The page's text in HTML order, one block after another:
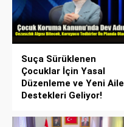
Suça Sürüklenen
Çocuklar İçin Yasal
Düzenleme ve Yeni Aile
Destekleri Geliyor!